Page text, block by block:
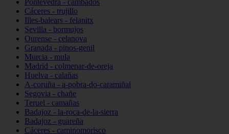
Pontevedra - cambados
Cáceres - trujillo
Illes-balears - felanitx
Sevilla - bormujos
Ourense - celanova
Granada - pinos-genil
Murcia - mula
Madrid - colmenar-de-oreja
Huelva - calañas
A-coruña - a-pobra-do-caramiñal
Segovia - chañe
Teruel - camañas
Badajoz - la-roca-de-la-sierra
Badajoz - guareña
Cáceres - caminomorisco